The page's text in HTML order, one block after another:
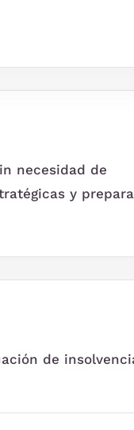
necesidad de
y
de